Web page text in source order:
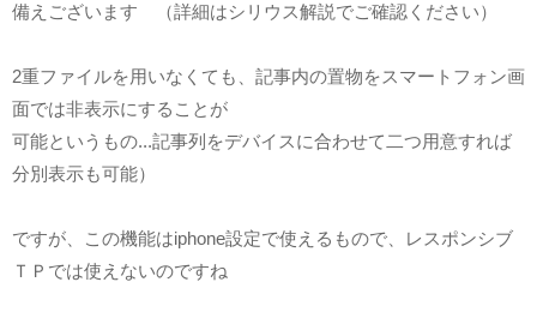
備えございます （詳細はシリウス解説でご確認ください）
2重ファイルを用いなくても、記事内の置物をスマートフォン画
面では非表示にすることが
可能というもの...記事列をデバイスに合わせて二つ用意すれば
分別表示も可能）
ですが、この機能はiphone設定で使えるもので、レスポンシブ
ＴＰでは使えないのですね